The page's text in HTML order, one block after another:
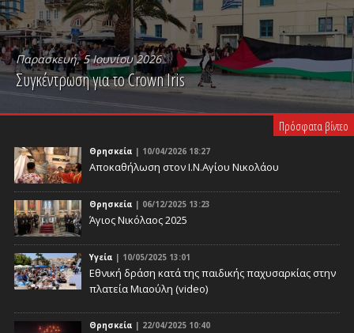
Παρασκευή, 5 Ιουνίου 2026
Συγκέντρωση για το Crown Iris
PLAY VIDEO
Πρόσφατα βίντεο
Θρησκεία | 10/04/2026 18:27
Αποκαθήλωση στον Ι.Ν.Αγίου Νικολάου
Θρησκεία | 06/12/2025 13:23
Άγιος Νικόλαος 2025
Υγεία | 10/05/2025 13:01
Eθνική δράση κατά της παιδικής παχυσαρκίας στην
πλατεία Μιαούλη (video)
Θρησκεία | 22/04/2025 10:40